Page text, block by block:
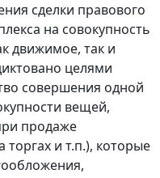
сделки правового
на совокупность
движимое, так и
целями
совершения одной
вещей,
продаже
и т.п.), которые